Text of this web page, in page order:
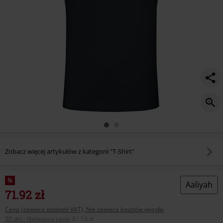
Zobacz więcej artykułów z kategorii "T-Shirt"
%
71.92 zł
Cena (zawiera podatek VAT), Nie zawiera kosztów wysyłki
30 dni - Najlepsza cena
61.13 zł
Aaliyah